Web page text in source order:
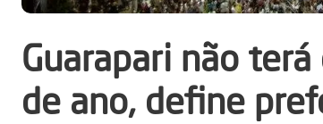
Guarapari não
de ano, define